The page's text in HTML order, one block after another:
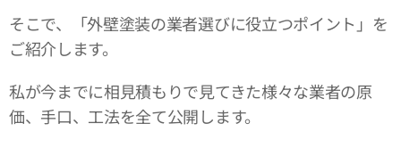
そこで、「外壁塗装の業者選びに役立つポイント」を
ご紹介します。
私が今までに相見積もりで見てきた様々な業者の原
価、手口、工法を全て公開します。